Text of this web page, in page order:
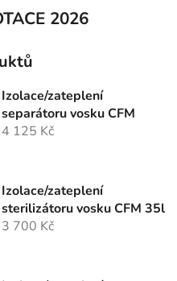
2026
Izolace/zateplení
separátoru vosku CFM
4 125 Kč
Izolace/zateplení
sterilizátoru vosku CFM 35l
3 700 Kč